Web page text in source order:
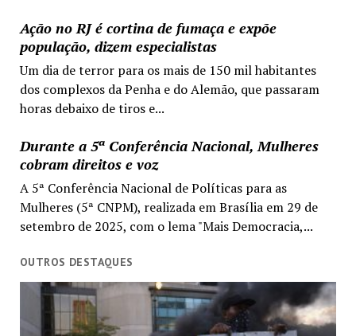
Ação no RJ é cortina de fumaça e expõe
população, dizem especialistas
Um dia de terror para os mais de 150 mil habitantes
dos complexos da Penha e do Alemão, que passaram
horas debaixo de tiros e...
Durante a 5ª Conferência Nacional, Mulheres
cobram direitos e voz
A 5ª Conferência Nacional de Políticas para as
Mulheres (5ª CNPM), realizada em Brasília em 29 de
setembro de 2025, com o lema "Mais Democracia,...
OUTROS DESTAQUES